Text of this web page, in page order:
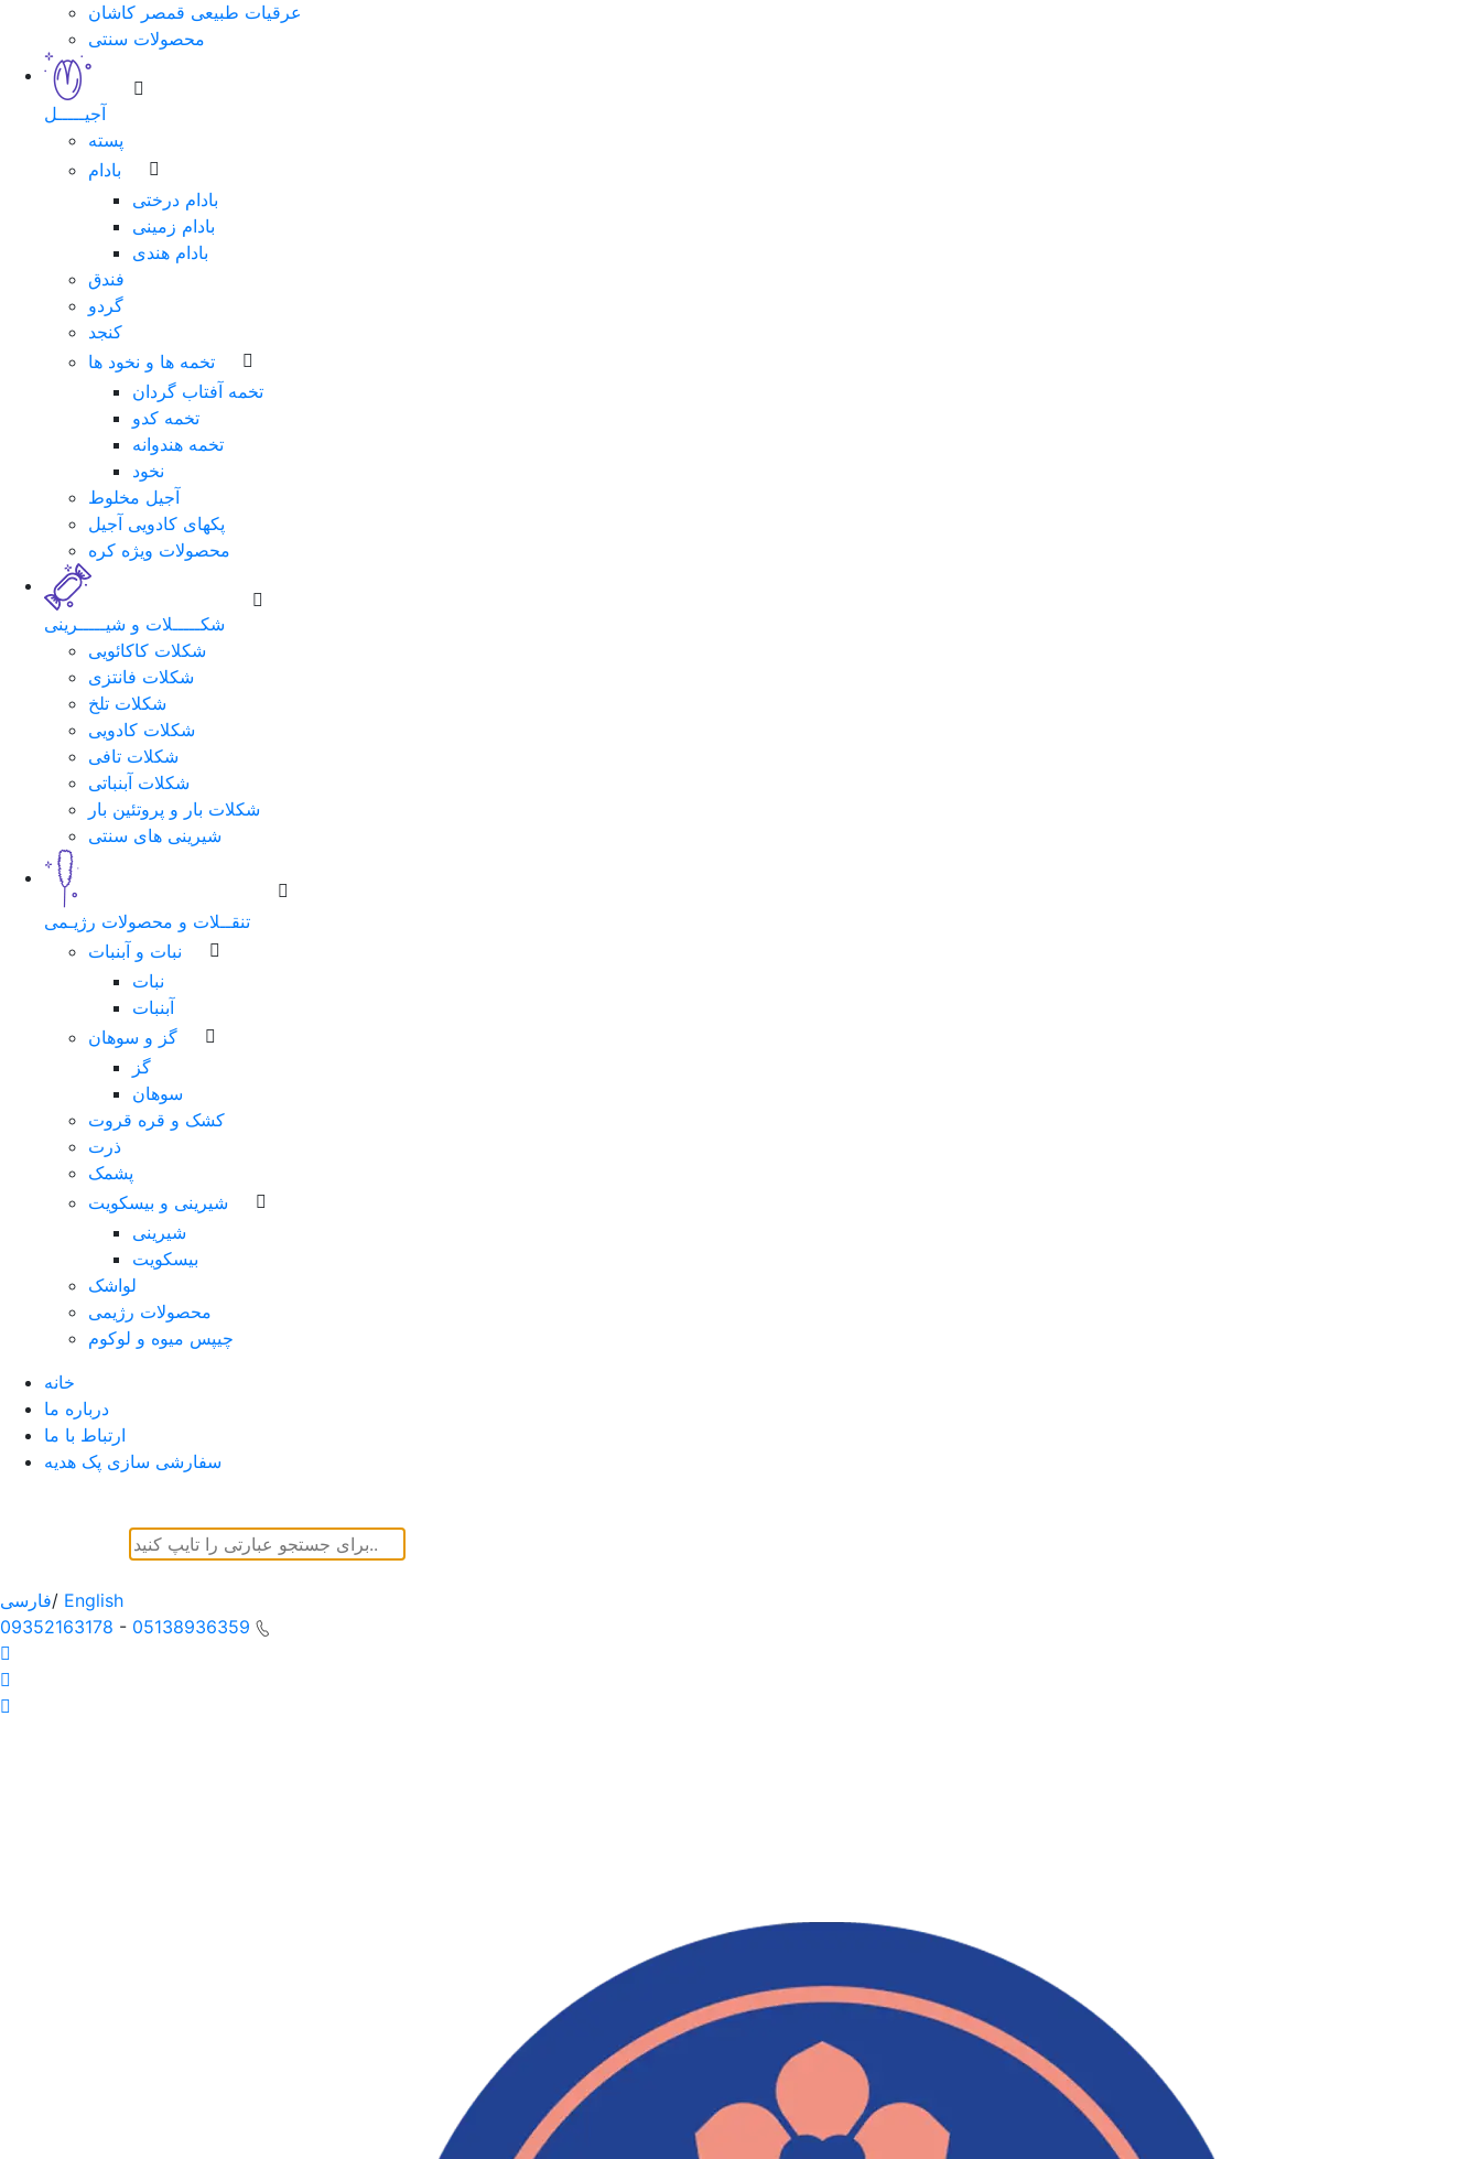
عرقیات طبیعی قمصر کاشان
محصولات سنتی
آجیـــــل
پسته
بادام
بادام درختی
بادام زمینی
بادام هندی
فندق
گردو
کنجد
تخمه ها و نخود ها
تخمه آفتاب گردان
تخمه کدو
تخمه هندوانه
نخود
آجیل مخلوط
پکهای کادویی آجیل
محصولات ویژه کره
شکـــــلات و شیـــــرینی
شکلات کاکائویی
شکلات فانتزی
شکلات تلخ
شکلات کادویی
شکلات تافی
شکلات آبنباتی
شکلات بار و پروتئین بار
شیرینی های سنتی
تنقــلات و محصولات رژیـمی
نبات و آبنبات
نبات
آبنبات
گز و سوهان
گز
سوهان
کشک و قره قروت
ذرت
پشمک
شیرینی و بیسکویت
شیرینی
بیسکویت
لواشک
محصولات رژیمی
چیپس میوه و لوکوم
خانه
درباره ما
ارتباط با ما
سفارشی سازی پک هدیه
فارسی/ English
09352163178 - 05138936359
لطفا
برای
ورود
فرم
تکمیل
نمایید.
شماره
همراه